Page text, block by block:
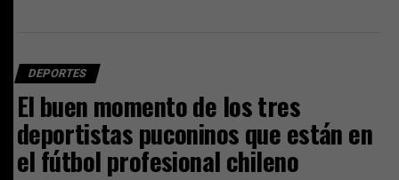
DEPORTES
El buen momento de los tres
deportistas puconinos que están en
el fútbol profesional chileno